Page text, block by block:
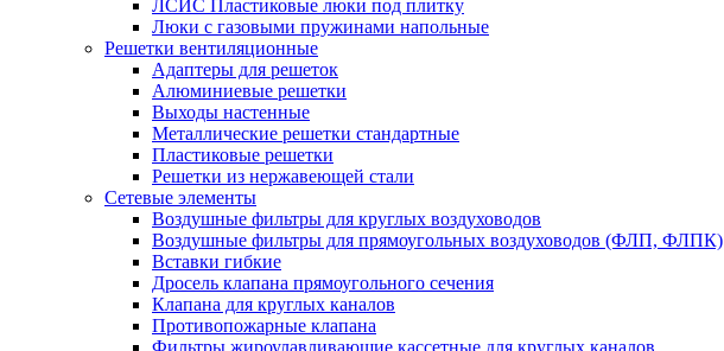
ЛСИС Пластиковые люки под плитку
Люки с газовыми пружинами напольные
Решетки вентиляционные
Адаптеры для решеток
Алюминиевые решетки
Выходы настенные
Металлические решетки стандартные
Пластиковые решетки
Решетки из нержавеющей стали
Сетевые элементы
Воздушные фильтры для круглых воздуховодов
Воздушные фильтры для прямоугольных воздуховодов (ФЛП, ФЛПК)
Вставки гибкие
Дросель клапана прямоугольного сечения
Клапана для круглых каналов
Противопожарные клапана
Фильтры жироулавливающие кассетные для круглых каналов